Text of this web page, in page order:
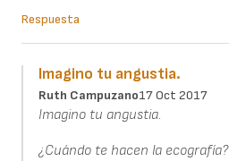
Respuesta
Imagino tu angustia.
Ruth Campuzano17 Oct 2017
Imagino tu angustia.
¿Cuándo te hacen la ecografía?